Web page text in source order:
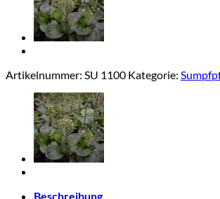
Artikelnummer: SU 1100 Kategorie:
Beschreibung